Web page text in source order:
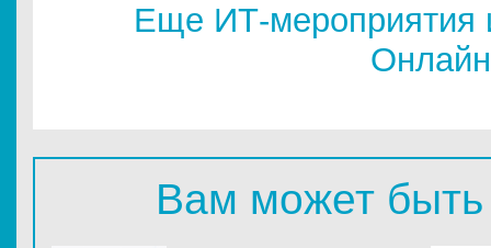
Еще ИТ-мероприятия
Онлайн
Вам может быть